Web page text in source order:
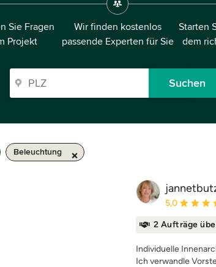
Sie Fragen
Projekt
Wir finden kostenlos
passende Experten für Sie
Starten
dem
Suchen
Beleuchtung
5,0
2 Aufträge
Individuelle
Ich verwandle